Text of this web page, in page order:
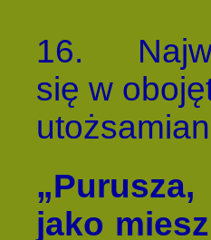
16.
się w
jako